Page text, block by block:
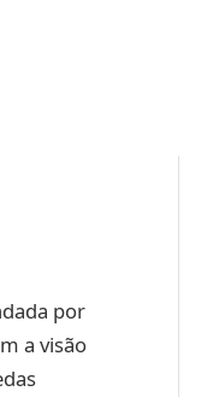
por
a visão